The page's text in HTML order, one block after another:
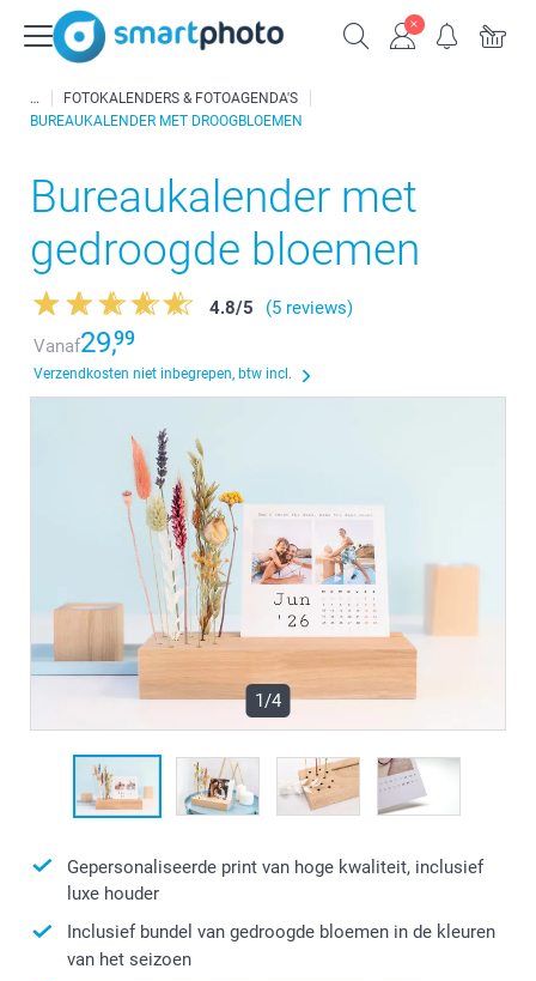
FOTOKALENDERS & FOTOAGENDA'S
BUREAUKALENDER MET DROOGBLOEMEN
Bureaukalender met
gedroogde bloemen
4.8/5
(5 reviews)
Vanaf29,99
Verzendkosten niet inbegrepen, btw incl.
1/4
Gepersonaliseerde print van hoge kwaliteit, inclusief
luxe houder
Inclusief bundel van gedroogde bloemen in de kleuren
van het seizoen